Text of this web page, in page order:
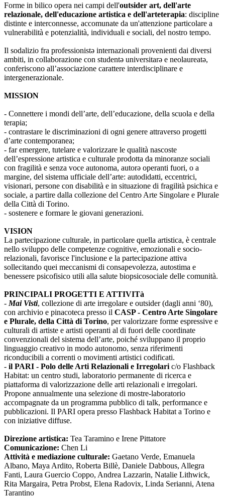
Forme in bilico opera nei campi dell'outsider art, dell'arte
relazionale, dell'educazione artistica e dell'arteterapia: discipline
distinte e interconnesse, accomunate da un'attenzione particolare a
vulnerabilità e potenzialità, individuali e sociali, del nostro tempo.
Il sodalizio fra professionistə internazionali provenienti dai diversi
ambiti, in collaborazione con studentə universitarə e neolaureatə,
conferiscono all’associazione carattere interdisciplinare e
intergenerazionale.
MISSION
- Connettere i mondi dell’arte, dell’educazione, della scuola e della
terapia;
- contrastare le discriminazioni di ogni genere attraverso progetti
d’arte contemporanea;
- far emergere, tutelare e valorizzare le qualità nascoste
dell’espressione artistica e culturale prodotta da minoranze sociali
con fragilità e senza voce autonoma, autorə operanti fuori, o a
margine, del sistema ufficiale dell’arte: autodidatti, eccentrici,
visionari, persone con disabilità e in situazione di fragilità psichica e
sociale, a partire dalla collezione del Centro Arte Singolare e Plurale
della Città di Torino.
- sostenere e formare le giovani generazioni.
VISION
La partecipazione culturale, in particolare quella artistica, è centrale
nello sviluppo delle competenze cognitive, emozionali e socio-
relazionali, favorisce l'inclusione e la partecipazione attiva
sollecitando quei meccanismi di consapevolezza, autostima e
benessere psicofisico utili alla salute biopsicosociale delle comunità.
PRINCIPALI PROGETTI E ATTIVITà
- Mai Visti, collezione di arte irregolare e outsider (dagli anni ‘80),
con archivio e pinacoteca presso il CASP - Centro Arte Singolare
e Plurale, della Città di Torino, per valorizzare forme espressive e
culturali di artiste e artisti operanti al di fuori delle coordinate
convenzionali del sistema dell’arte, poiché sviluppano il proprio
linguaggio creativo in modo autonomo, senza riferimenti
riconducibili a correnti o movimenti artistici codificati.
- il PARI - Polo delle Arti Relazionali e Irregolari c/o Flashback
Habitat: un centro studi, laboratorio permanente di ricerca e
piattaforma di valorizzazione delle arti relazionali e irregolari.
Propone annualmente una selezione di mostre-laboratorio
accompagnate da un programma pubblico di talk, performance e
pubblicazioni. Il PARI opera presso Flashback Habitat a Torino e
con iniziative diffuse.
Direzione artistica: Tea Taramino e Irene Pittatore
Comunicazione: Chen Li
Attività e mediazione culturale: Gaetano Verde, Emanuela
Albano, Maya Ardito, Roberta Billè, Daniele Dabbous, Allegra
Fanti, Laura Guercio Coppo, Andrea Lazzarin, Natalie Lithwick,
Rita Margaira, Petra Probst, Elena Radovix, Linda Serianni, Atena
Tarantino